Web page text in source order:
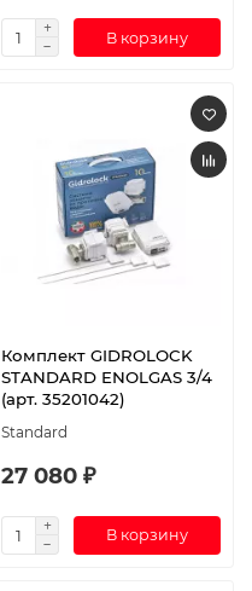
В корзину
Комплект GIDROLOCK
STANDARD ENOLGAS 3/4
(арт. 35201042)
Standard
27 080 ₽
В корзину